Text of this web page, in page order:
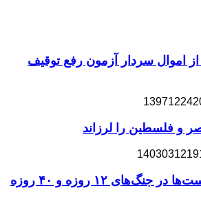
اموال سردار آزمون رفع توقیف
۲ عامل مهم صهیونیست‌ها در جنگ‌های ۱۲ روزه و ۴۰ روزه